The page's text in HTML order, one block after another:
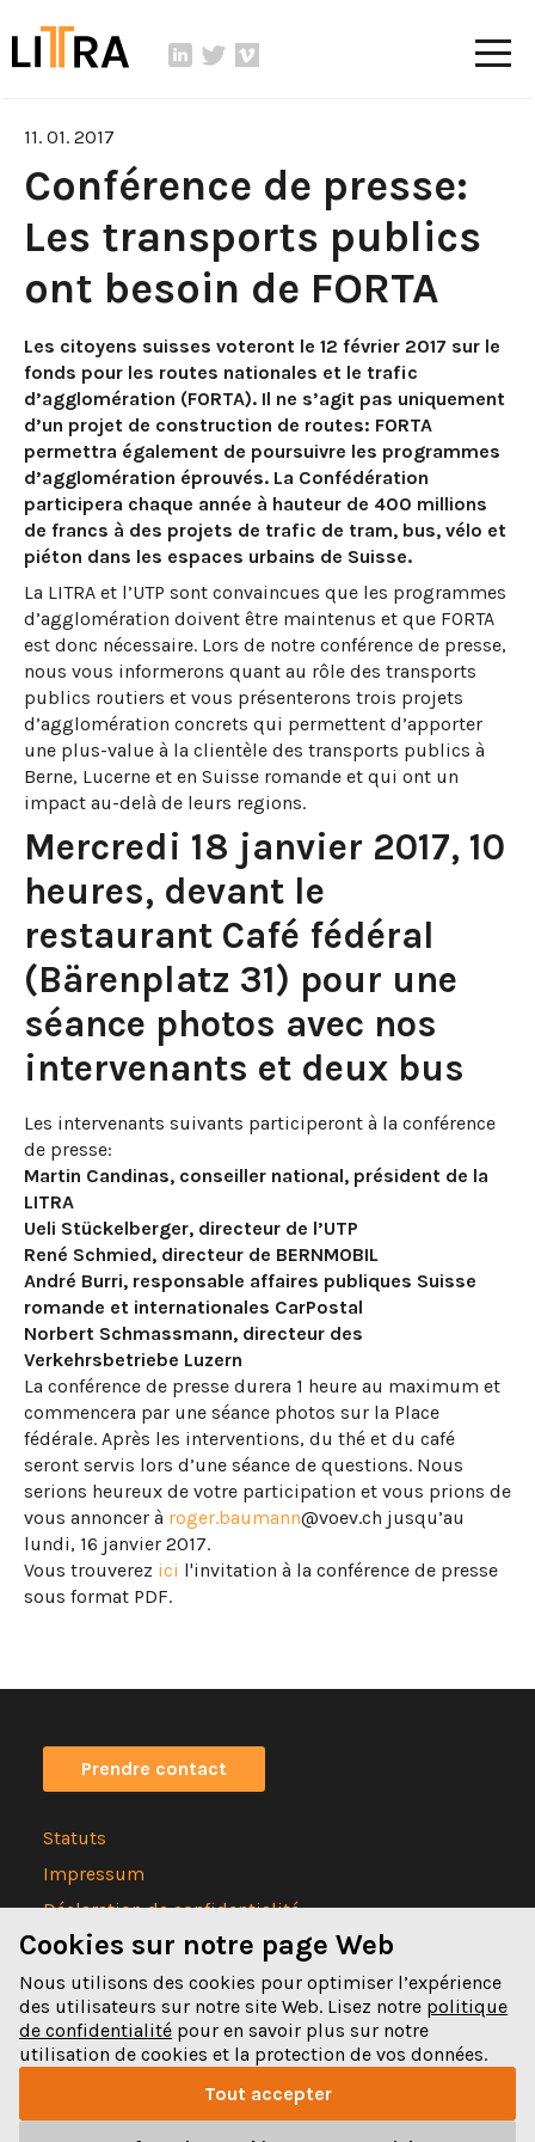
11. 01. 2017
Conférence de presse:
Les transports publics
ont besoin de FORTA
Les citoyens suisses voteront le 12 février 2017 sur le
fonds pour les routes nationales et le trafic
d’agglomération (FORTA). Il ne s’agit pas uniquement
d’un projet de construction de routes: FORTA
permettra également de poursuivre les programmes
d’agglomération éprouvés. La Confédération
participera chaque année à hauteur de 400 millions
de francs à des projets de trafic de tram, bus, vélo et
piéton dans les espaces urbains de Suisse.
La LITRA et l’UTP sont convaincues que les programmes
d’agglomération doivent être maintenus et que FORTA
est donc nécessaire. Lors de notre conférence de presse,
nous vous informerons quant au rôle des transports
publics routiers et vous présenterons trois projets
d’agglomération concrets qui permettent d’apporter
une plus-value à la clientèle des transports publics à
Berne, Lucerne et en Suisse romande et qui ont un
impact au-delà de leurs regions.
Mercredi 18 janvier 2017, 10
heures, devant le
restaurant Café fédéral
(Bärenplatz 31) pour une
séance photos avec nos
intervenants et deux bus
Les intervenants suivants participeront à la conférence
de presse:
Martin Candinas, conseiller national, président de la
LITRA
Ueli Stückelberger, directeur de l’UTP
René Schmied, directeur de BERNMOBIL
André Burri, responsable affaires publiques Suisse
romande et internationales CarPostal
Norbert Schmassmann, directeur des
Verkehrsbetriebe Luzern
La conférence de presse durera 1 heure au maximum et
commencera par une séance photos sur la Place
fédérale. Après les interventions, du thé et du café
seront servis lors d’une séance de questions. Nous
serions heureux de votre participation et vous prions de
vous annoncer à roger.baumann@voev.ch jusqu’au
lundi, 16 janvier 2017.
Vous trouverez ici l'invitation à la conférence de presse
sous format PDF.
Prendre contact
Statuts
Impressum
Déclaration de confidentialité
Spitalgasse 32
Cookies sur notre page Web
Nous utilisons des cookies pour optimiser l’expérience
des utilisateurs sur notre site Web. Lisez notre politique
de confidentialité pour en savoir plus sur notre
utilisation de cookies et la protection de vos données.
Tout accepter